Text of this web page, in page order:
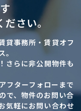
さい。
貸事務所・賃貸オフ
さらに非公開物件も
フターフォローまで
で、物件のお問い合
気軽にお問い合わせ